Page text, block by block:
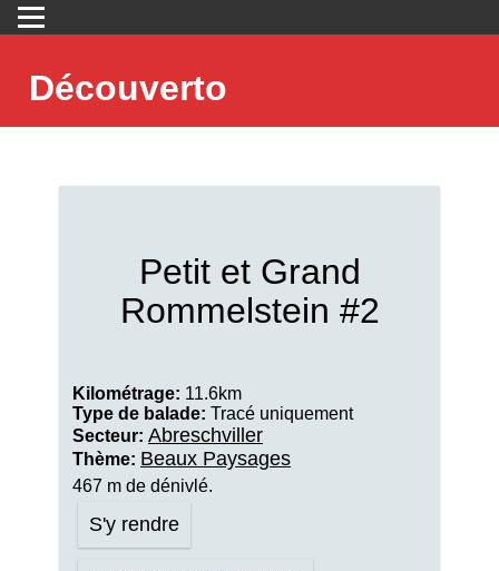
Découverto
Petit et Grand
Rommelstein #2
Kilométrage: 11.6km
Type de balade: Tracé uniquement
Secteur: Abreschviller
Thème: Beaux Paysages
467 m de dénivlé.
S'y rendre